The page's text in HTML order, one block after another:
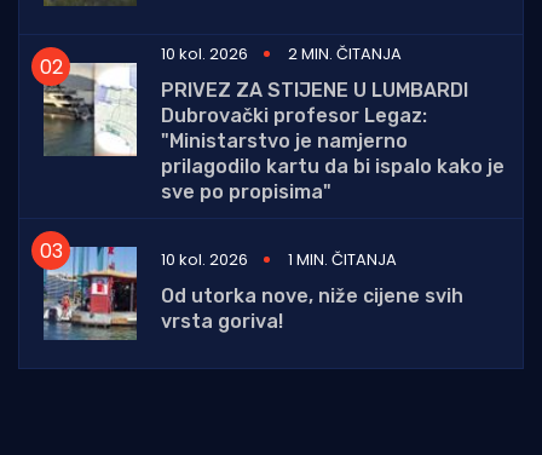
10 kol. 2026
2 MIN. ČITANJA
PRIVEZ ZA STIJENE U LUMBARDI
Dubrovački profesor Legaz:
"Ministarstvo je namjerno
prilagodilo kartu da bi ispalo kako je
sve po propisima"
10 kol. 2026
1 MIN. ČITANJA
Od utorka nove, niže cijene svih
vrsta goriva!